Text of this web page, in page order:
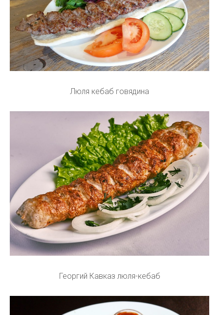
Люля кебаб говядина
Георгий Кавказ люля-кебаб